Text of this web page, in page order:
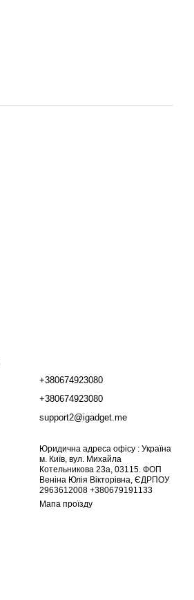
+380674923080
+380674923080
support2@igadget.me
Юридична адреса офісу : Україна
м. Київ, вул. Михайла
Котельникова 23а, 03115. ФОП
Веніна Юлія Вікторівна, ЄДРПОУ
2963612008 +380679191133
Мапа проїзду